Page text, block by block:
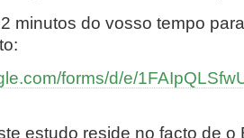
minutos do vosso tempo
forms/d/e/
estudo reside no facto de o